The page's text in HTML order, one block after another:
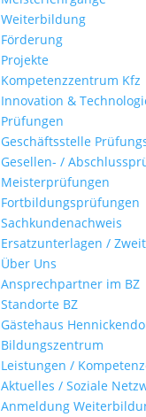
Weiterbildung
Förderung
Projekte
Kompetenzzentrum Kfz
Innovation &
Prüfungen
Geschäftsstelle
Gesellen- /
Meisterprüfungen
Fortbildungsprüfungen
Sachkundenachweis
Ersatzunterlagen /
Über Uns
Ansprechpartner im BZ
Standorte BZ
Gästehaus
Bildungszentrum
Leistungen /
Aktuelles / Soziale
Anmeldung